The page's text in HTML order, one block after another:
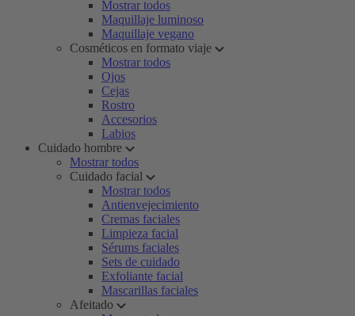
Mostrar todos
Maquillaje luminoso
Maquillaje vegano
Cosméticos en formato viaje
Mostrar todos
Ojos
Cejas
Rostro
Accesorios
Labios
Cuidado hombre
Mostrar todos
Cuidado facial
Mostrar todos
Antienvejecimiento
Cremas faciales
Limpieza facial
Sérums faciales
Sets de cuidado
Exfoliante facial
Mascarillas faciales
Afeitado